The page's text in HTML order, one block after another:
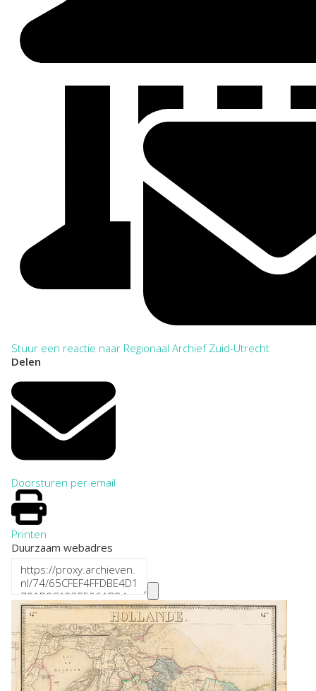
Stuur een reactie naar Regionaal Archief Zuid-Utrecht
Delen
Doorsturen per email
Printen
Duurzaam webadres